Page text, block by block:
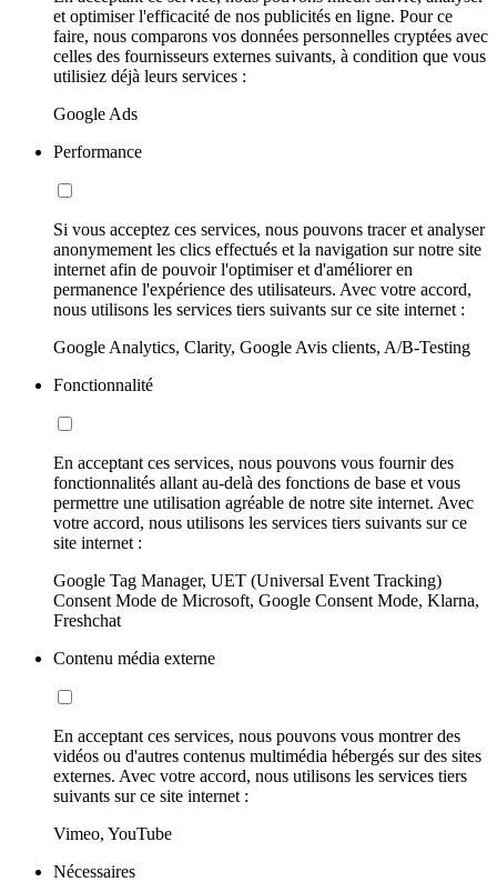
et optimiser l'efficacité de nos publicités en ligne. Pour ce
faire, nous comparons vos données personnelles cryptées avec
celles des fournisseurs externes suivants, à condition que vous
utilisiez déjà leurs services :
Google Ads
Performance
Si vous acceptez ces services, nous pouvons tracer et analyser
anonymement les clics effectués et la navigation sur notre site
internet afin de pouvoir l'optimiser et d'améliorer en
permanence l'expérience des utilisateurs. Avec votre accord,
nous utilisons les services tiers suivants sur ce site internet :
Google Analytics, Clarity, Google Avis clients, A/B-Testing
Fonctionnalité
En acceptant ces services, nous pouvons vous fournir des
fonctionnalités allant au-delà des fonctions de base et vous
permettre une utilisation agréable de notre site internet. Avec
votre accord, nous utilisons les services tiers suivants sur ce
site internet :
Google Tag Manager, UET (Universal Event Tracking)
Consent Mode de Microsoft, Google Consent Mode, Klarna,
Freshchat
Contenu média externe
En acceptant ces services, nous pouvons vous montrer des
vidéos ou d'autres contenus multimédia hébergés sur des sites
externes. Avec votre accord, nous utilisons les services tiers
suivants sur ce site internet :
Vimeo, YouTube
Nécessaires